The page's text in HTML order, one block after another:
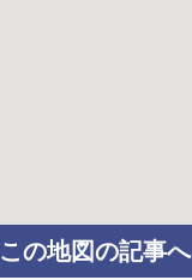
この地図の記事へ